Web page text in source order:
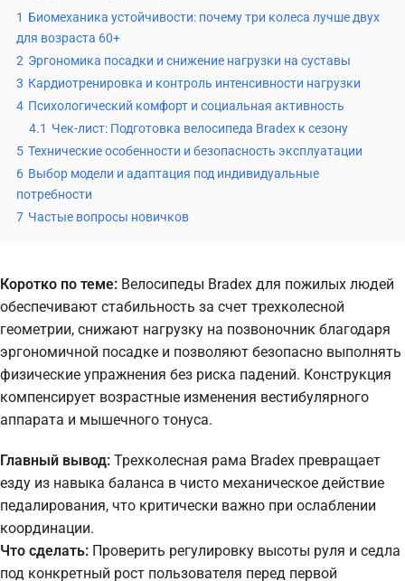
1 Биомеханика устойчивости: почему три колеса лучше двух
для возраста 60+
2 Эргономика посадки и снижение нагрузки на суставы
3 Кардиотренировка и контроль интенсивности нагрузки
4 Психологический комфорт и социальная активность
4.1 Чек-лист: Подготовка велосипеда Bradex к сезону
5 Технические особенности и безопасность эксплуатации
6 Выбор модели и адаптация под индивидуальные
потребности
7 Частые вопросы новичков
Коротко по теме: Велосипеды Bradex для пожилых людей
обеспечивают стабильность за счет трехколесной
геометрии, снижают нагрузку на позвоночник благодаря
эргономичной посадке и позволяют безопасно выполнять
физические упражнения без риска падений. Конструкция
компенсирует возрастные изменения вестибулярного
аппарата и мышечного тонуса.
Главный вывод: Трехколесная рама Bradex превращает
езду из навыка баланса в чисто механическое действие
педалирования, что критически важно при ослаблении
координации.
Что сделать: Проверить регулировку высоты руля и седла
под конкретный рост пользователя перед первой